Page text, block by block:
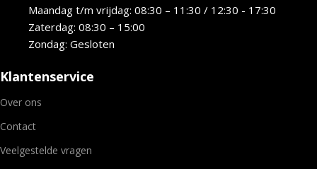
Maandag t/m vrijdag: 08:30 – 11:30 / 12:30 - 17:30
Zaterdag: 08:30 – 15:00
Zondag: Gesloten
Klantenservice
Over ons
Contact
Veelgestelde vragen